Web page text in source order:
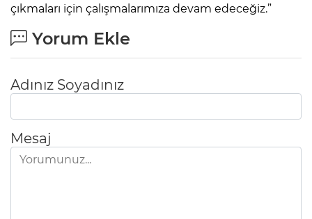
çıkmaları için çalışmalarımıza devam edeceğiz.”
Yorum Ekle
Adınız Soyadınız
Mesaj